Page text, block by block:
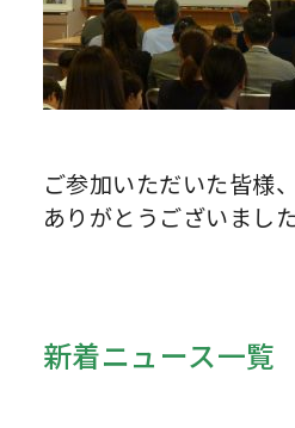
ご参加いただいた皆様
ありがとうございました
新着ニュース一覧